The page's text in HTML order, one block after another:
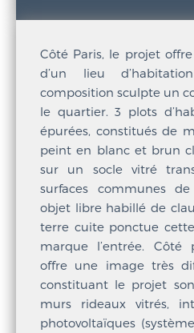
Côté Paris, le projet
d’un lieu
composition sculpte un
le quartier. 3 plots
épurées, constitués de
peint en blanc et brun
sur un socle vitré
surfaces communes
objet libre habillé de
terre cuite ponctue
marque l’entrée. Côté
offre une image très
constituant le projet
murs rideaux vitrés,
photovoltaïques